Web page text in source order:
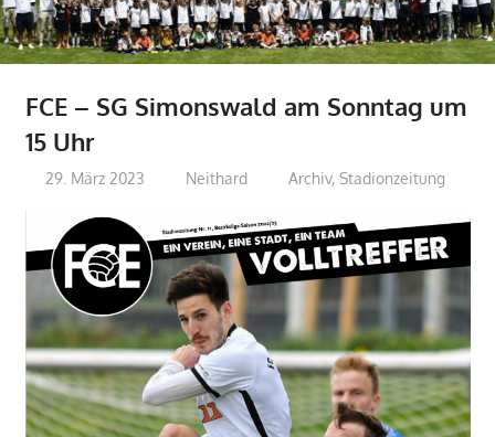
FCE – SG Simonswald am Sonntag um
15 Uhr
29. März 2023 Neithard Archiv,Stadionzeitung